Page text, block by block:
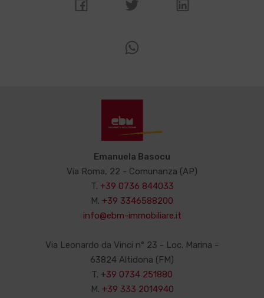
Emanuela Basocu
Via Roma, 22 - Comunanza (AP)
T. +39 0736 844033
M. +39 3346588200
info@ebm-immobiliare.it
Via Leonardo da Vinci n° 23 - Loc. Marina -
63824 Altidona (FM)
T. +39 0734 251880
M. +39 333 2014940